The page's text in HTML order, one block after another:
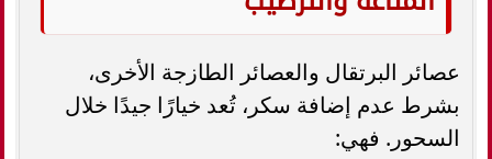
عصائر البرتقال والعصائر الطازجة الأخرى،
بشرط عدم إضافة سكر، تُعد خيارًا جيدًا خلال
السحور. فهي: